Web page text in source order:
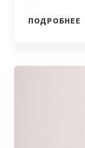
ПОДРОБНЕЕ